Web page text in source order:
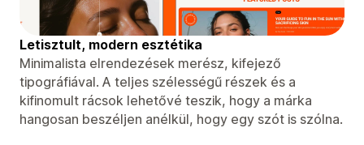
Letisztult, modern esztétika
Minimalista elrendezések merész, kifejező
tipográfiával. A teljes szélességű részek és a
kifinomult rácsok lehetővé teszik, hogy a márka
hangosan beszéljen anélkül, hogy egy szót is szólna.